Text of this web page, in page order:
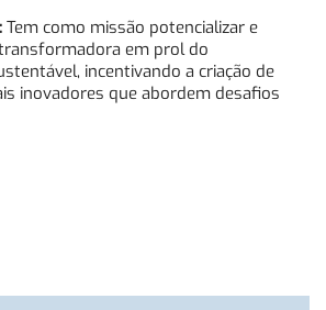
Tem como missão potencializar e
em prol do
incentivando a criação de
inovadores que abordem desafios